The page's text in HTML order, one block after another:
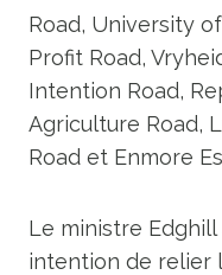
Road, University
Profit Road,
Intention Road,
Agriculture Road,
Road et Enmore
Le ministre
intention de relier